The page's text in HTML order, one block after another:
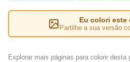
Eu colori este
Partilhe a sua versão
Explorar mais páginas para colorir desta